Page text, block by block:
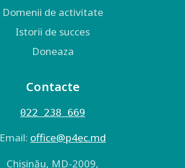
Domenii de activitate
Istorii de succes
Doneaza
Contacte
022 238 669
Email: оffice@p4ec.md
Chişinău, MD-2009,